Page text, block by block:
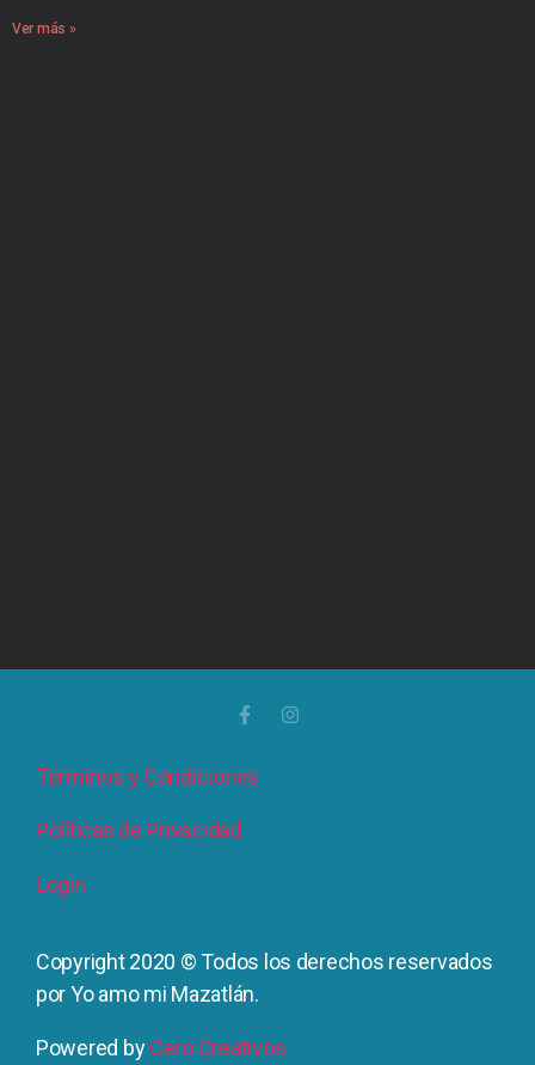
Ver más »
Términos y Condiciones
Políticas de Privacidad
Login
Copyright 2020 © Todos los derechos reservados
por Yo amo mi Mazatlán.
Powered byCero Creativos